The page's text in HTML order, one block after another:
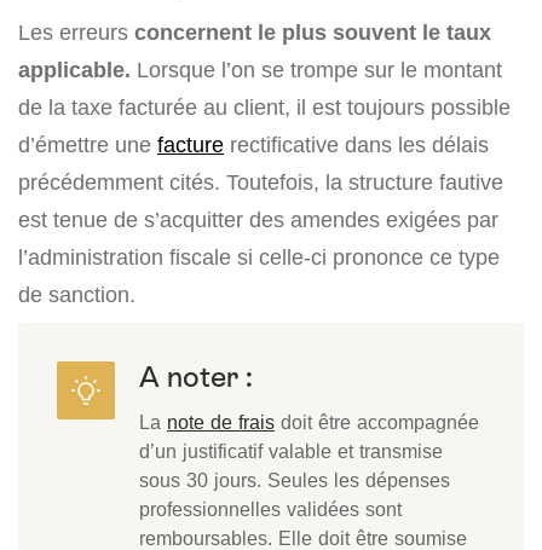
Les erreurs concernent le plus souvent le taux
applicable. Lorsque l’on se trompe sur le montant
de la taxe facturée au client, il est toujours possible
d’émettre une facture rectificative dans les délais
précédemment cités. Toutefois, la structure fautive
est tenue de s’acquitter des amendes exigées par
l’administration fiscale si celle-ci prononce ce type
de sanction.
A noter :
La note de frais doit être accompagnée
d’un justificatif valable et transmise
sous 30 jours. Seules les dépenses
professionnelles validées sont
remboursables. Elle doit être soumise